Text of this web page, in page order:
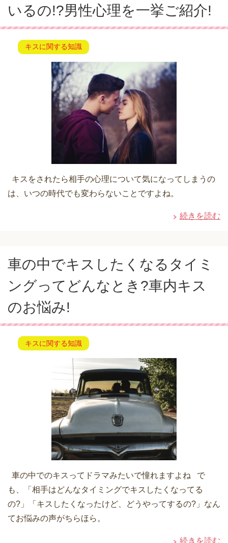
いるの!?男性心理を一挙ご紹介!
キスに関する知識
キスをされたら相手の心理について気になってしまうの
は、いつの時代でも変わらないことですよね。
続きを読む
車の中でキスしたくなるタイミ
ングってどんなとき?車内キス
のお悩み!
キスに関する知識
車の中でのキスってドラマみたいで憧れますよね で
も、「相手はどんなタイミングでキスしたくなってる
の?」「キスしたくなったけど、どうやってするの?」なん
てお悩みの声がちらほら。
続きを読む